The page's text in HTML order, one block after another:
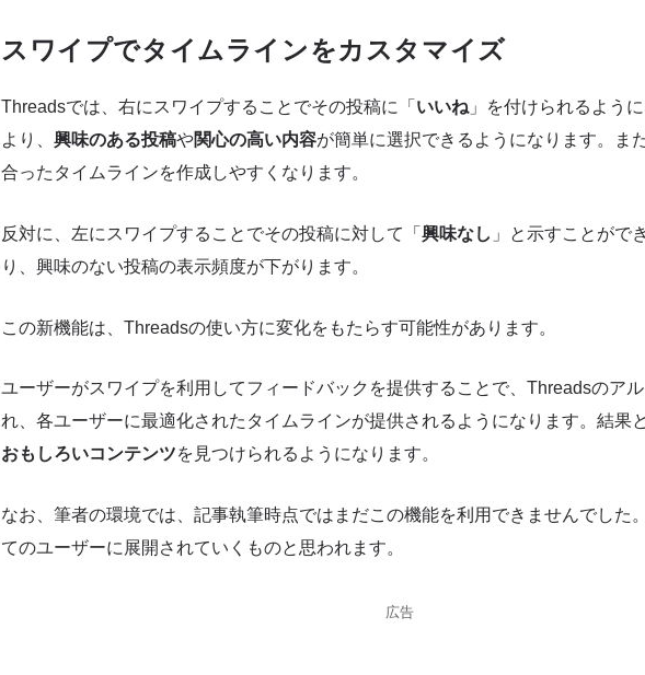
スワイプでタイムラインをカスタマイズ
Threadsでは、右にスワイプすることでその投稿に「 いいね」を付けられるよう
より、 興味のある投稿や関心の高い内容が簡単に選択できるようになります。ま
合ったタイムラインを作成しやすくなります。
反対に、左にスワイプすることでその投稿に対して「 興味なし 」と示すことがで
り、興味のない投稿の表示頻度が下がります。
この新機能は、Threadsの使い方に変化をもたらす可能性があります。
ユーザーがスワイプを利用してフィードバックを提供することで、Threadsのア
れ、各ユーザーに最適化されたタイムラインが提供されるようになります。結果と
おもしろいコンテンツを見つけられるようになります。
なお、筆者の環境では、記事執筆時点ではまだこの機能を利用できませんでした
てのユーザーに展開されていくものと思われます。
広告